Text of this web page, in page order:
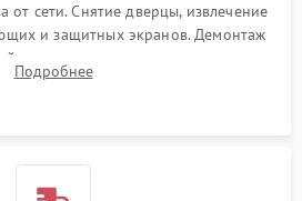
от сети. Снятие дверцы, извлечение
и защитных экранов. Демонтаж
панели для прямого доступа к
плате и вентиляторам.
Подробнее